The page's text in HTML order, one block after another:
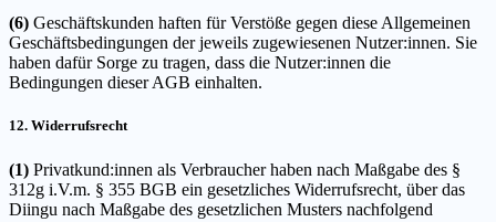
(6) Geschäftskunden haften für Verstöße gegen diese Allgemeinen
Geschäftsbedingungen der jeweils zugewiesenen Nutzer:innen. Sie
haben dafür Sorge zu tragen, dass die Nutzer:innen die
Bedingungen dieser AGB einhalten.
12. Widerrufsrecht
(1) Privatkund:innen als Verbraucher haben nach Maßgabe des §
312g i.V.m. § 355 BGB ein gesetzliches Widerrufsrecht, über das
Diingu nach Maßgabe des gesetzlichen Musters nachfolgend